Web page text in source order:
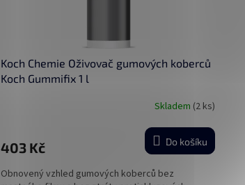
Koch Chemie Oživovač gumových koberců
Koch Gummifix 1 l
Skladem (2 ks)
403 Kč Do košíku
Obnovený vzhled gumových koberců bez